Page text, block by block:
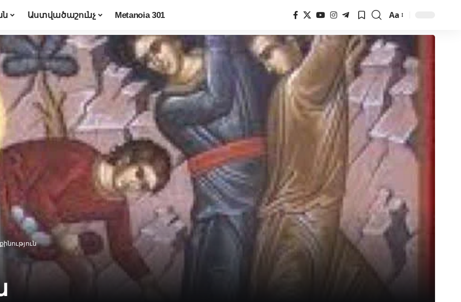
Աստվածաշունչ Metanoia 301
Font
Resizer
Aa